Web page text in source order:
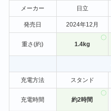
メーカー 日立
発売日 2024年12月
重さ(約) 1.4kg
充電方法 スタンド
充電時間 約2時間